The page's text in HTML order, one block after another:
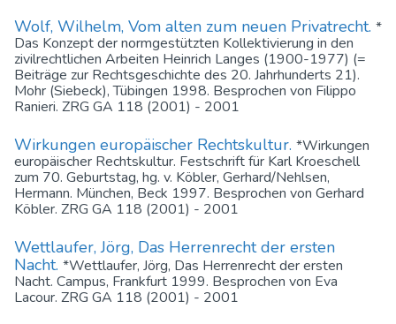
Wolf, Wilhelm, Vom alten zum neuen Privatrecht. *
Das Konzept der normgestützten Kollektivierung in den
zivilrechtlichen Arbeiten Heinrich Langes (1900-1977) (=
Beiträge zur Rechtsgeschichte des 20. Jahrhunderts 21).
Mohr (Siebeck), Tübingen 1998. Besprochen von Filippo
Ranieri. ZRG GA 118 (2001) - 2001
Wirkungen europäischer Rechtskultur. *Wirkungen
europäischer Rechtskultur. Festschrift für Karl Kroeschell
zum 70. Geburtstag, hg. v. Köbler, Gerhard/Nehlsen,
Hermann. München, Beck 1997. Besprochen von Gerhard
Köbler. ZRG GA 118 (2001) - 2001
Wettlaufer, Jörg, Das Herrenrecht der ersten
Nacht. *Wettlaufer, Jörg, Das Herrenrecht der ersten
Nacht. Campus, Frankfurt 1999. Besprochen von Eva
Lacour. ZRG GA 118 (2001) - 2001